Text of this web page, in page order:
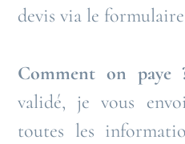
devis via le
Comment on paye
validé, je vous
toutes les